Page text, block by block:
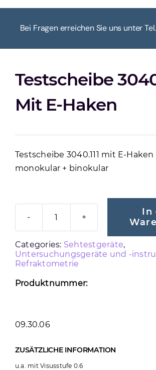
HOME
MEIN KONTO
Bei Fragen erreichen Sie uns unter Tel.
Testscheibe
Mit E-Haken
Testscheibe 3040.111 mit E-Haken
monokular + binokular
TESTSCHEIBE
E-
HAKEN
In
Categories: Sehtestgeräte,
Untersuchungsgeräte und -
Refraktometrie
Produktnummer:
09.30.06
ZUSÄTZLICHE INFORMATION
u.a. mit Visusstufe 0.6